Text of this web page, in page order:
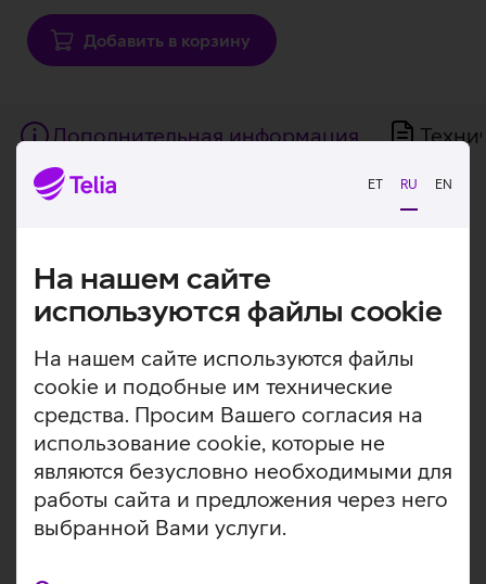
ET RU EN
На нашем сайте
используются файлы cookie
На нашем сайте используются файлы
cookie и подобные им технические
средства. Просим Вашего согласия на
использование cookie, которые не
являются безусловно необходимыми для
работы сайта и предложения через него
выбранной Вами услуги.
Добавить в корзину
Дополнительная информация
Дополнительная
Lenovo ThinkPad X250 – очень компактный и удобный
для транспортировки классический ноутбук с экраном
12,5". Процессор Intel Core i5-4300U, 8 ГБ оперативной
памяти и 128 ГБ SSD-диска идеально подходят для
недорогого интернет-компьютера, готового часто
менять локацию вместе с вами. Ноутбук работает на
операционной системе Windows 10 Pro.
Ноутбук прошел тщательную техническую
проверку и на него действует годовая гарантия.
Процессор Intel Core i5-4300U.
Оперативная память 8 ГБ.